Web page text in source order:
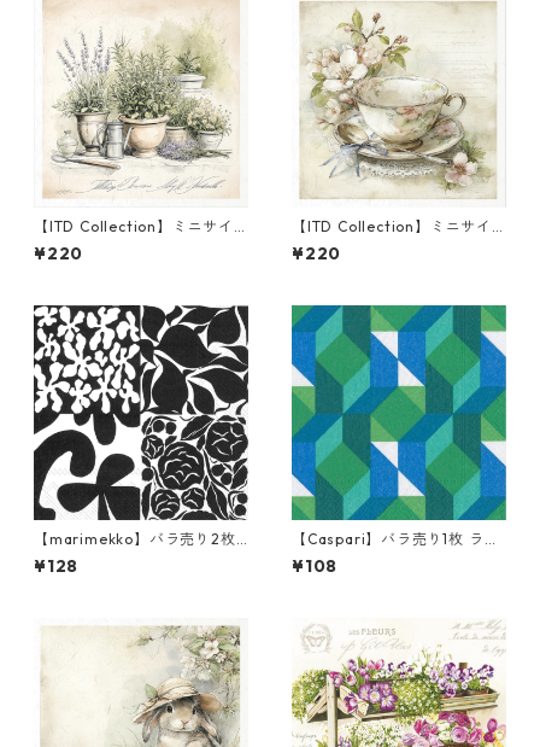
【ITD Collection】ミニサイ
ズ ライスペーパー RSM1696
デコパージュ
¥220
【ITD Collection】ミニサイ
ズ ライスペーパー RSM2446
デコパージュ
¥220
【marimekko】バラ売り2枚
ランチサイズ ペーパーナプキ
ン RUUDUT ブラック
¥128
【Caspari】バラ売り1枚 ラン
チサイズ ペーパーナプキン C
OLOR THEORY ブルー
¥108